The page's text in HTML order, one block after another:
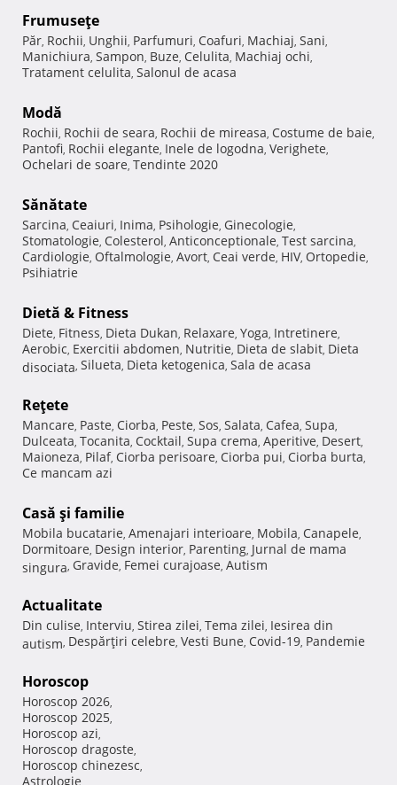
Frumuseţe
Păr, Rochii, Unghii, Parfumuri, Coafuri, Machiaj, Sani,
Manichiura, Sampon, Buze, Celulita, Machiaj ochi,
Tratament celulita, Salonul de acasa
Modă
Rochii, Rochii de seara, Rochii de mireasa, Costume de baie,
Pantofi, Rochii elegante, Inele de logodna, Verighete,
Ochelari de soare, Tendinte 2020
Sănătate
Sarcina, Ceaiuri, Inima, Psihologie, Ginecologie,
Stomatologie, Colesterol, Anticonceptionale, Test sarcina,
Cardiologie, Oftalmologie, Avort, Ceai verde, HIV, Ortopedie,
Psihiatrie
Dietă & Fitness
Diete, Fitness, Dieta Dukan, Relaxare, Yoga, Intretinere,
Aerobic, Exercitii abdomen, Nutritie, Dieta de slabit, Dieta
disociata, Silueta, Dieta ketogenica, Sala de acasa
Reţete
Mancare, Paste, Ciorba, Peste, Sos, Salata, Cafea, Supa,
Dulceata, Tocanita, Cocktail, Supa crema, Aperitive, Desert,
Maioneza, Pilaf, Ciorba perisoare, Ciorba pui, Ciorba burta,
Ce mancam azi
Casă şi familie
Mobila bucatarie, Amenajari interioare, Mobila, Canapele,
Dormitoare, Design interior, Parenting, Jurnal de mama
singura, Gravide, Femei curajoase, Autism
Actualitate
Din culise, Interviu, Stirea zilei, Tema zilei, Iesirea din
autism, Despărţiri celebre, Vesti Bune, Covid-19, Pandemie
Horoscop
Horoscop 2026,
Horoscop 2025,
Horoscop azi,
Horoscop dragoste,
Horoscop chinezesc,
Astrologie